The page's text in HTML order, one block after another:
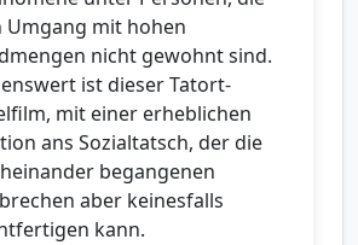
Umgang mit hohen
nicht gewohnt sind.
ist dieser Tatort-
mit einer erheblichen
ans Sozialtatsch, der die
begangenen
aber keinesfalls
kann.